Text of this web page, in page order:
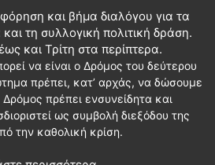
και βήμα διαλόγου για τα
τη συλλογική πολιτική δράση.
και Τρίτη στα περίπτερα.
να είναι ο Δρόμος του δεύτερου
πρέπει, κατ’ αρχάς, να δώσουμε
πρέπει ενσυνείδητα και
ως συμβολή διεξόδου της
την καθολική κρίση.